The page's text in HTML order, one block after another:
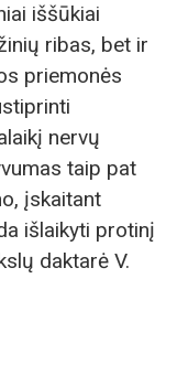
iššūkiai
ribas, bet ir
priemonės
nervų
taip pat
įskaitant
išlaikyti protinį
daktarė V.